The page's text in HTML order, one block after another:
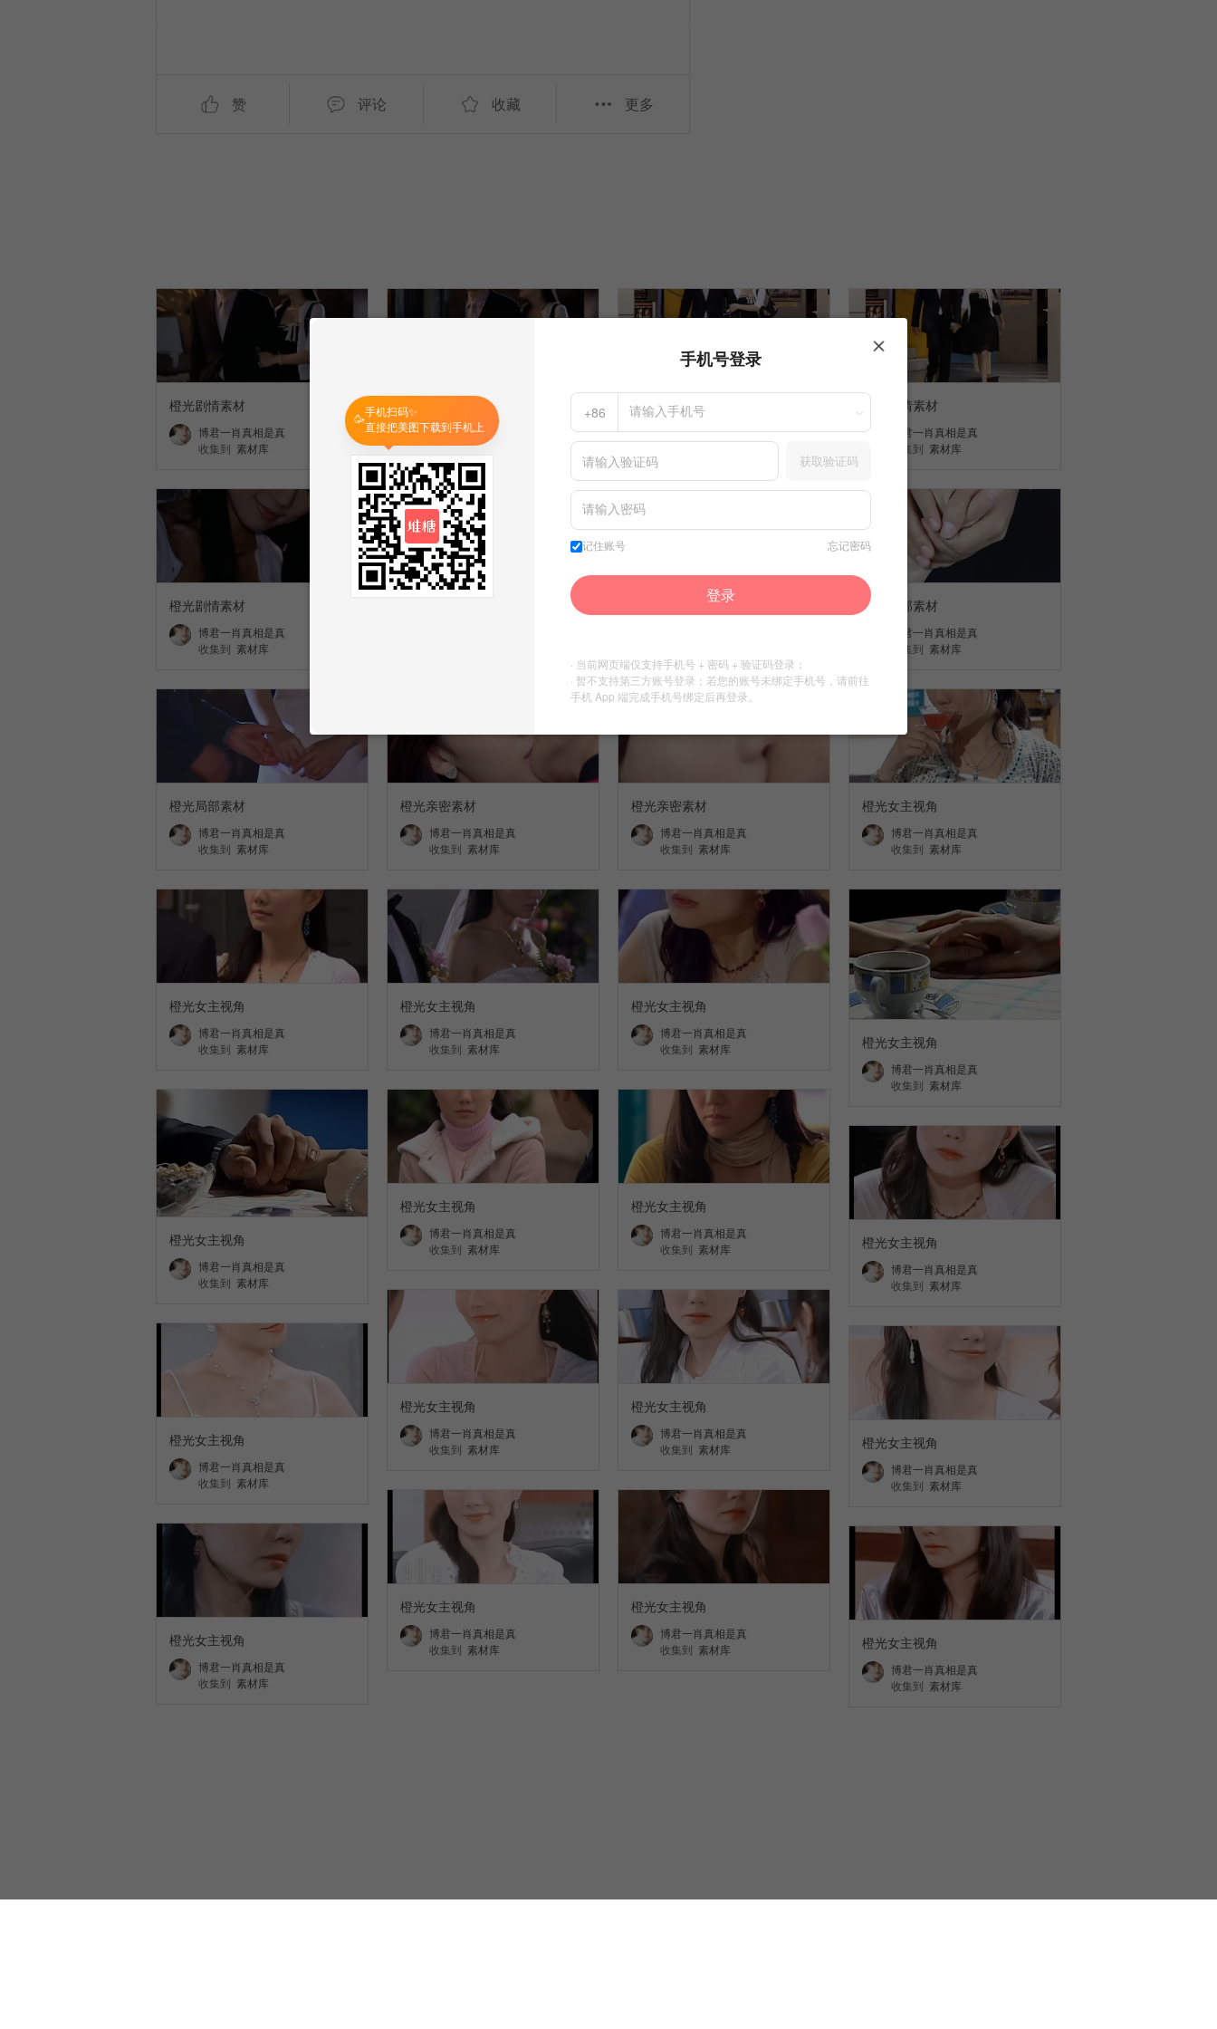
赞 评论 收藏 更多
橙光剧情素材
博君一肖真相是真
收集到 素材库
橙光剧情素材
博君一肖真相是真
收集到素材库
橙光剧情素材
博君一肖真相是真
橙光剧情素材
博君一肖真相是真
收集到 素材库
橙光剧情素材
博君一肖真相是真
收集到 素材库
橙光局部素材
博君一肖真相是真
收集到 素材库
橙光局部素材
博君一肖真相是真
收集到 素材库
橙光亲密素材
博君一肖真相是真
收集到 素材库
橙光亲密素材
博君一肖真相是真
收集到 素材库
橙光女主视角
博君一肖真相是真
收集到 素材库
橙光女主视角
博君一肖真相是真
收集到 素材库
橙光女主视角
博君一肖真相是真
收集到 素材库
橙光女主视角
博君一肖真相是真
收集到 素材库 橙光女主视角
博君一肖真相是真
收集到 素材库
橙光女主视角
博君一肖真相是真
收集到 素材库
橙光女主视角
博君一肖真相是真
收集到 素材库
橙光女主视角
博君一肖真相是真
收集到 素材库 橙光女主视角
博君一肖真相是真
收集到 素材库
橙光女主视角
博君一肖真相是真
收集到 素材库
橙光女主视角
博君一肖真相是真
收集到 素材库
橙光女主视角
博君一肖真相是真
收集到 素材库
橙光女主视角
博君一肖真相是真
收集到 素材库
橙光女主视角
博君一肖真相是真
收集到 素材库
橙光女主视角
博君一肖真相是真
收集到 素材库
橙光女主视角
博君一肖真相是真
收集到 素材库
橙光女主视角
博君一肖真相是真
收集到 素材库
🥳手机扫码✨
直接把美图下载到手机上
手机号登录
+86
获取验证码
记住账号 忘记密码
登录
· 当前网页端仅支持手机号 + 密码 + 验证码登录；
· 暂不支持第三方账号登录；若您的账号未绑定手机号，请前往
手机 App 端完成手机号绑定后再登录。